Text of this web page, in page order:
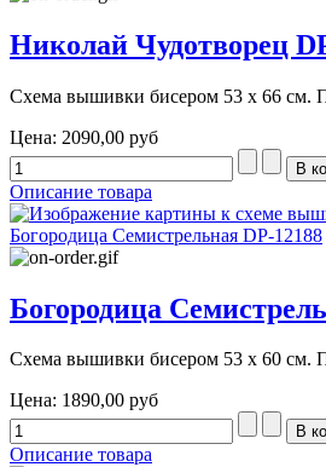
Николай Чудотворец
Схема вышивки бисером 53 х 66 см.
Цена: 2090,00 руб
Описание товара
Богородица
Схема вышивки бисером 53 х 60 см.
Цена: 1890,00 руб
Описание товара